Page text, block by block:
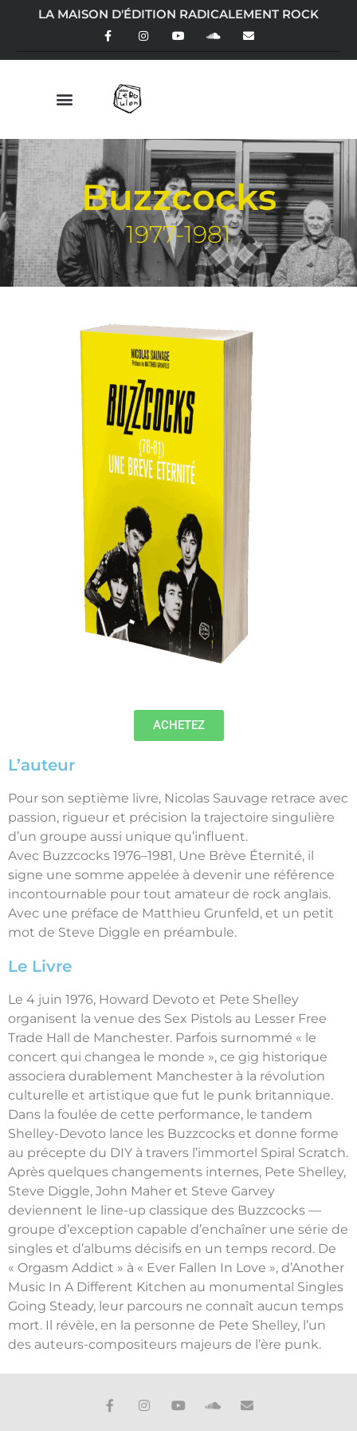
LA MAISON D'ÉDITION RADICALEMENT ROCK
Buzzcocks
1977-1981
ACHETEZ
L’auteur
Pour son septième livre, Nicolas Sauvage retrace avec
passion, rigueur et précision la trajectoire singulière
d’un groupe aussi unique qu’influent.
Avec Buzzcocks 1976–1981, Une Brève Éternité, il
signe une somme appelée à devenir une référence
incontournable pour tout amateur de rock anglais.
Avec une préface de Matthieu Grunfeld, et un petit
mot de Steve Diggle en préambule.
Le Livre
Le 4 juin 1976, Howard Devoto et Pete Shelley
organisent la venue des Sex Pistols au Lesser Free
Trade Hall de Manchester. Parfois surnommé « le
concert qui changea le monde », ce gig historique
associera durablement Manchester à la révolution
culturelle et artistique que fut le punk britannique.
Dans la foulée de cette performance, le tandem
Shelley-Devoto lance les Buzzcocks et donne forme
au précepte du DIY à travers l’immortel Spiral Scratch.
Après quelques changements internes, Pete Shelley,
Steve Diggle, John Maher et Steve Garvey
deviennent le line-up classique des Buzzcocks —
groupe d’exception capable d’enchaîner une série de
singles et d’albums décisifs en un temps record. De
« Orgasm Addict » à « Ever Fallen In Love », d’Another
Music In A Different Kitchen au monumental Singles
Going Steady, leur parcours ne connaît aucun temps
mort. Il révèle, en la personne de Pete Shelley, l’un
des auteurs-compositeurs majeurs de l’ère punk.